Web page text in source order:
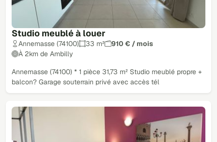
Studio meublé à louer
Annemasse (74100) 33 m²
910 € / mois
À 2km de Ambilly
Annemasse (74100) * 1 pièce 31,73 m² Studio meublé propre +
balcon? Garage souterrain privé avec accès tél